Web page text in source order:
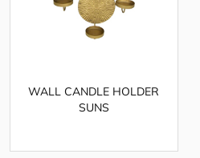
WALL CANDLE HOLDER
SUNS